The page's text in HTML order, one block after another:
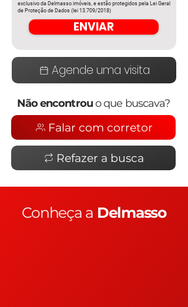
exclusivo da Delmasso imóveis, e estão protegidos pela Lei Geral
de Proteção de Dados (lei 13.709/2018)
ENVIAR
Agende uma visita
Não encontrouo que buscava?
Falar com corretor
Refazer a busca
Conheça a Delmasso